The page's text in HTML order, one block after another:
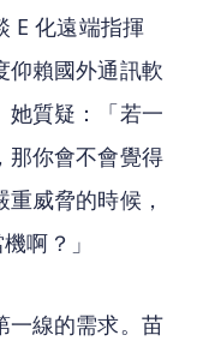
E 化遠端指揮
仰賴國外通訊軟
她質疑：「若一
那你會不會覺得
威脅的時候，
啊？」
一線的需求。苗